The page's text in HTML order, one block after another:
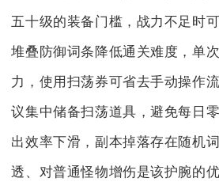
五十级的装备门槛，战力不足时
堆叠防御词条降低通关难度，单
力，使用扫荡券可省去手动操作
议集中储备扫荡道具，避免每日
出效率下滑，副本掉落存在随机
透、对普通怪物增伤是该护腕的